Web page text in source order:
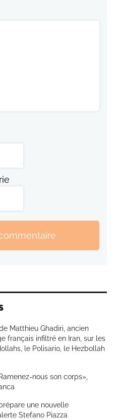
Matthieu Ghadiri, ancien
français infiltré en Iran, sur les
le Polisario, le Hezbollah
nous son corps»,
une nouvelle
Stefano Piazza